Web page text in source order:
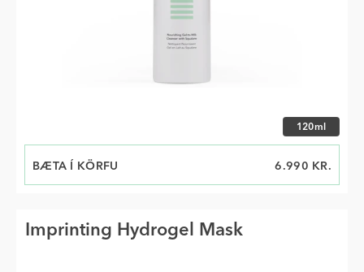
Veldu stærð
120ml
BÆTA Í KÖRFU
VERÐ 6.990 KR.
Imprinting Hydrogel Mask